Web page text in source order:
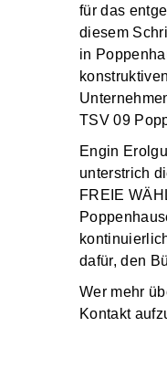
für das
diesem
in
TSV 09
Engin
unterstrich
FREIE
dafür, den
Wer mehr
Kontakt